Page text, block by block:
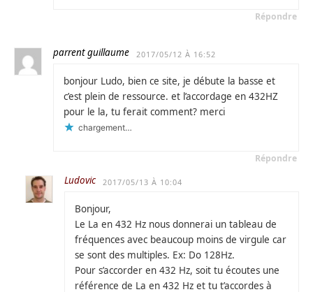
Répondre
parrent guillaume 2017/05/12 À 16:52
bonjour Ludo, bien ce site, je débute la basse et
c’est plein de ressource. et l’accordage en 432HZ
pour le la, tu ferait comment? merci
chargement…
Répondre
Ludovic 2017/05/13 À 10:04
Bonjour,
Le La en 432 Hz nous donnerai un tableau de
fréquences avec beaucoup moins de virgule car
se sont des multiples. Ex: Do 128Hz.
Pour s’accorder en 432 Hz, soit tu écoutes une
référence de La en 432 Hz et tu t’accordes à